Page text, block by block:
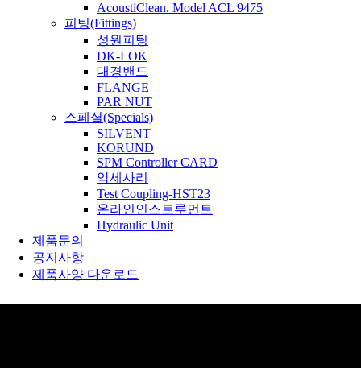
AcoustiClean. Model ACL 9475
피팅(Fittings)
성원피팅
DK-LOK
대경밴드
FLANGE
PAR NUT
스페셜(Specials)
SILVENT
KORUND
SPM Controller CARD
악세사리
Test Coupling-HST23
온라인인스트루먼트
Hydraulic Unit
제품문의
공지사항
제품사양 다운로드